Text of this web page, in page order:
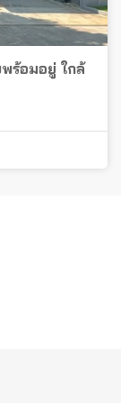
พร้อมอยู่ ใกล้